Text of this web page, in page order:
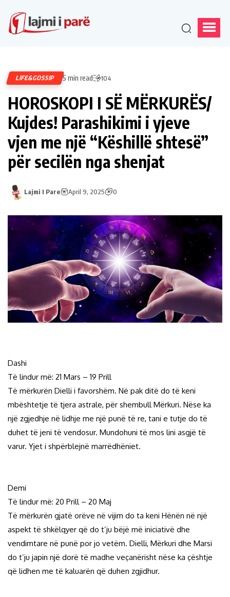
LIFE&GOSSIP 5 min read 104
HOROSKOPI I SË MËRKURËS/
Kujdes! Parashikimi i yjeve
vjen me një “Këshillë shtesë”
për secilën nga shenjat
Lajmi I Pare April 9, 2025 0
Dashi
Të lindur më: 21 Mars – 19 Prill
Të mërkurën Dielli i favorshëm. Në pak ditë do të keni
mbështetje të tjera astrale, për shembull Mërkuri. Nëse ka
një zgjedhje në lidhje me një punë të re, tani e tutje do të
duhet të jeni të vendosur. Mundohuni të mos lini asgjë të
varur. Yjet i shpërblejnë marrëdhëniet.
Demi
Të lindur më: 20 Prill – 20 Maj
Të mërkurën gjatë orëve në vijim do ta keni Hënën në një
aspekt të shkëlqyer që do t’ju bëjë më iniciativë dhe
vendimtare në punë por jo vetëm. Dielli, Mërkuri dhe Marsi
do t’ju japin një dorë të madhe veçanërisht nëse ka çështje
që lidhen me të kaluarën që duhen zgjidhur.